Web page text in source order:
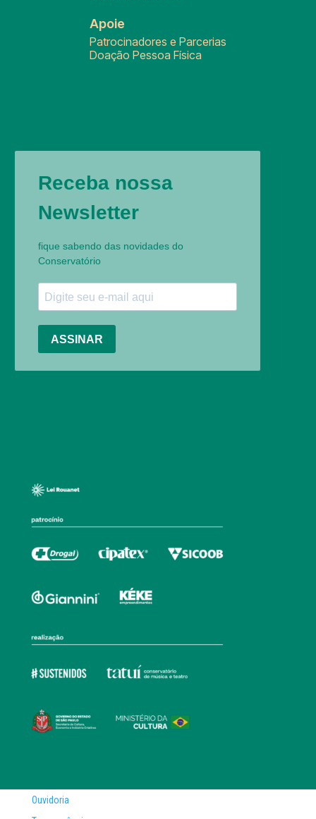
Apoie
Patrocinadores e Parcerias
Doação Pessoa Física
Ouvidoria